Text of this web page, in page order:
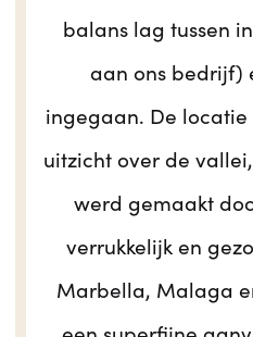
balans lag tussen
aan ons bedrijf)
ingegaan. De
uitzicht over de
werd gemaakt
verrukkelijk en
Marbella, Malaga